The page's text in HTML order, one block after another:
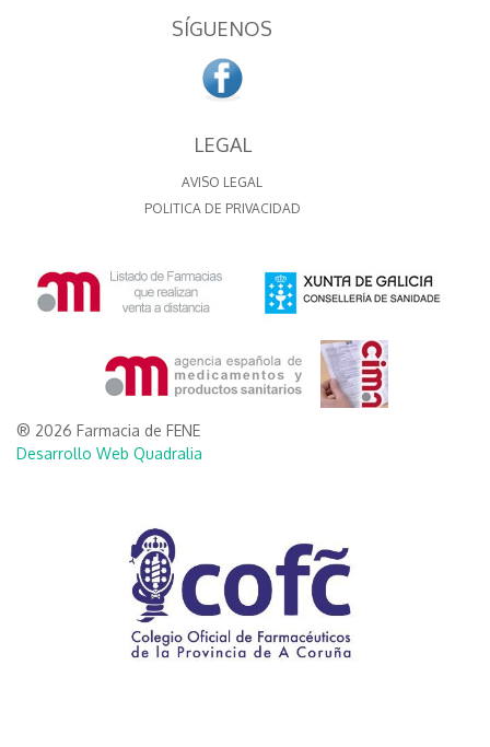
SÍGUENOS
LEGAL
AVISO LEGAL
POLITICA DE PRIVACIDAD
® 2026 Farmacia de FENE
Desarrollo Web Quadralia